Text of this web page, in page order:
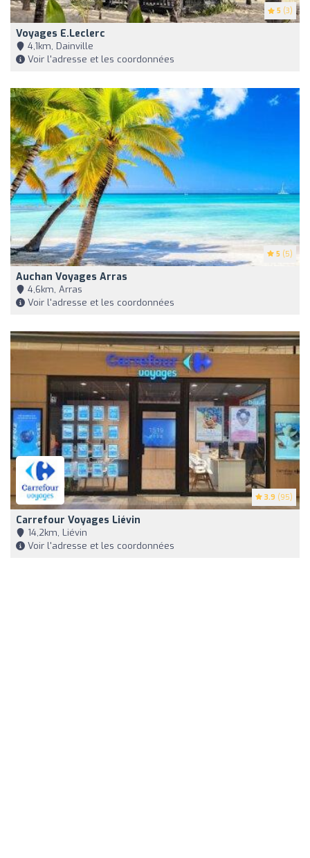
5 (3)
Voyages E.Leclerc
4,1km, Dainville
Voir l'adresse et les coordonnées
5 (5)
Auchan Voyages Arras
4,6km, Arras
Voir l'adresse et les coordonnées
3.9 (95)
Carrefour Voyages Liévin
14,2km, Liévin
Voir l'adresse et les coordonnées